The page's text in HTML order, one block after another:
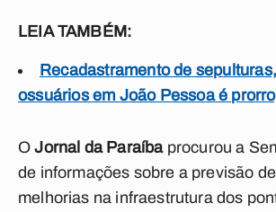
LEIA TAMBÉM:
Recadastramento de
ossuários em João Pessoa é
OJornal da Paraíbaprocurou a
de informações sobre a previsão
melhorias na infraestrutura dos